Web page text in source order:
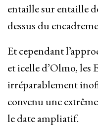
entaille sur entaille
dessus du
Et cependant
et icelle d’Olmo, les
irréparablement
convenu une
le date ampliatif.